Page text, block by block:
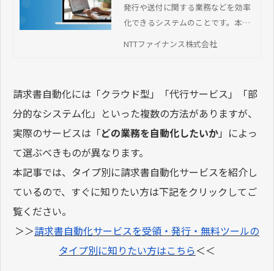
とめ
発行や送付に関する業務などを効率
化できるシステムのことです。本記
事では、請求書発行システムのメリ
NTTファイナンス株式会社
請求書自動化には「クラウド型」「代行サービス」「部
分的なシステム化」といった複数の方法がありますが、
実際のサービスは「どの業務を自動化したいか」によっ
て選ぶべきものが異なります。
本記事では、タイプ別に請求書自動化サービスを紹介し
ているので、すぐに知りたい方は下記をクリックしてご
覧ください。
＞＞請求書自動化サービスを受領・発行・無料ツールの
タイプ別に知りたい方はこちら＜＜